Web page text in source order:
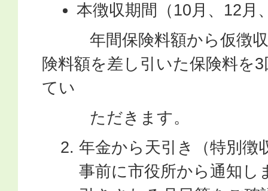
本徴収期間（10月、12月
年間保険料額から仮徴収
険料額を差し引いた保険料を
てい
ただきます。
年金から天引き（特別徴
事前に市役所から通知し